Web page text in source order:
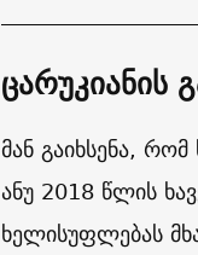
ცარუკიანის
მან გაიხსენა,
ანუ 2018 წლის
ხელისუფლებას